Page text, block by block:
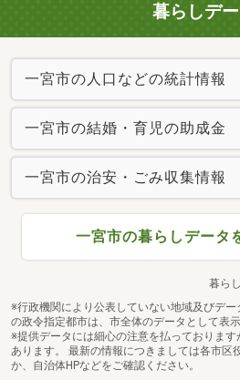
暮らしデ
一宮市の人口などの統計情報
一宮市の結婚・育児の助成金
一宮市の治安・ごみ収集情報
一宮市の暮らしデータ
暮ら
※行政機関により公表していない地域及びデ
の政令指定都市は、市全体のデータとして表示
※提供データには細心の注意を払っておりま
あります。 最新の情報につきましては各市区
か、自治体HPなどをご確認ください。